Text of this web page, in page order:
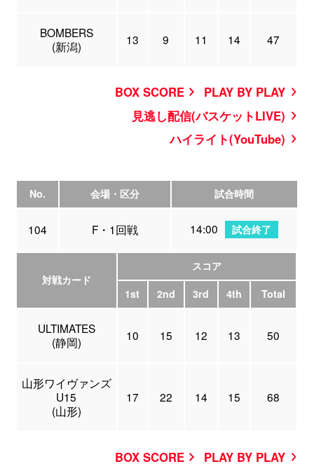
BOMBERS
(新潟)
13 9 11 14 47
BOX SCORE
PLAY BY PLAY
見逃し配信(バスケットLIVE)
ハイライト(YouTube)
No. 会場・区分 試合時間
104 F・1回戦 14:00 試合終了
対戦カード
スコア
1st
2nd 3rd 4th Total
ULTIMATES
(静岡)
10 15 12 13 50
山形ワイヴァンズ
U15
(山形)
17 22 14 15 68
BOX SCORE
PLAY BY PLAY